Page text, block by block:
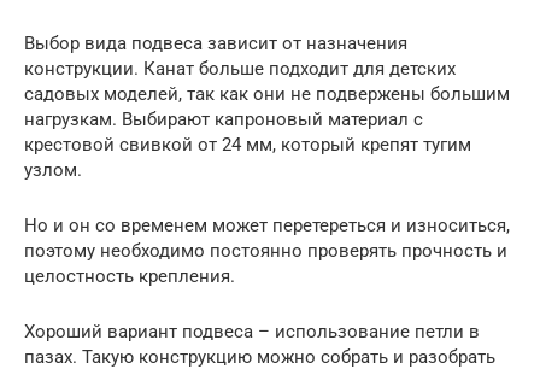
Выбор вида подвеса зависит от назначения
конструкции. Канат больше подходит для детских
садовых моделей, так как они не подвержены большим
нагрузкам. Выбирают капроновый материал с
крестовой свивкой от 24 мм, который крепят тугим
узлом.
Но и он со временем может перетереться и износиться,
поэтому необходимо постоянно проверять прочность и
целостность крепления.
Хороший вариант подвеса – использование петли в
пазах. Такую конструкцию можно собрать и разобрать